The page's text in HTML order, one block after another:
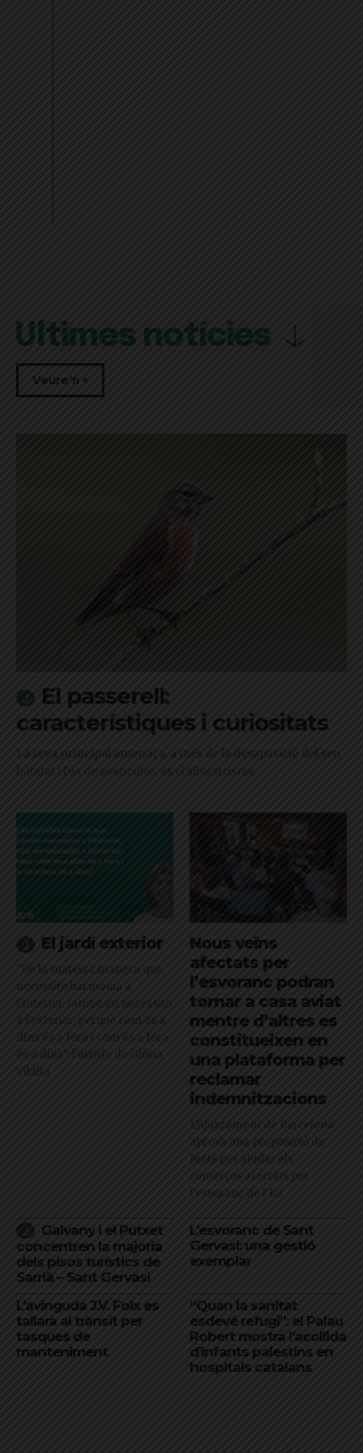
Últimes notícies
Veure'n +
El passerell:
característiques i curiositats
La seva principal amenaça, a més de la desaparició del seu
hàbitat i l'ús de pesticides, és el silvestrisme
El jardí exterior
"De la mateixa manera que
necessito harmonia a
l’interior, també en necessito
a l’exterior, perquè com és a
dins és a fora i com és a fora
és a dins": l'article de Glòria
Vilalta
Nous veïns
afectats per
l’esvoranc podran
tornar a casa aviat
mentre d’altres es
constitueixen en
una plataforma per
reclamar
indemnitzacions
L’Ajuntament de Barcelona
aprova una proposició de
Junts per ajudar els
comerços afectats per
l'esvoranc de l'L9
Galvany i el Putxet
concentren la majoria
dels pisos turístics de
Sarrià – Sant Gervasi
L’esvoranc de Sant
Gervasi: una gestió
exemplar
L’avinguda J.V. Foix es
tallarà al trànsit per
tasques de
manteniment
“Quan la sanitat
esdevé refugi”: el Palau
Robert mostra l’acollida
d’infants palestins en
hospitals catalans